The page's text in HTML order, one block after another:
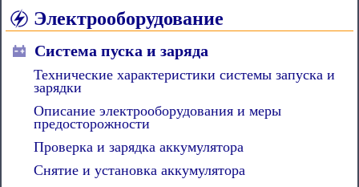
Электрооборудование
Система пуска и заряда
Технические характеристики системы запуска и
зарядки
Описание электрооборудования и меры
предосторожности
Проверка и зарядка аккумулятора
Снятие и установка аккумулятора